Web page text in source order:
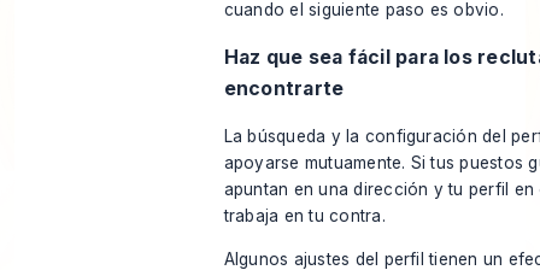
cuando el siguiente paso es obvio.
Haz que sea fácil para los
encontrarte
La búsqueda y la configuración del
apoyarse mutuamente. Si tus puestos
apuntan en una dirección y tu perfil en
trabaja en tu contra.
Algunos ajustes del perfil tienen un